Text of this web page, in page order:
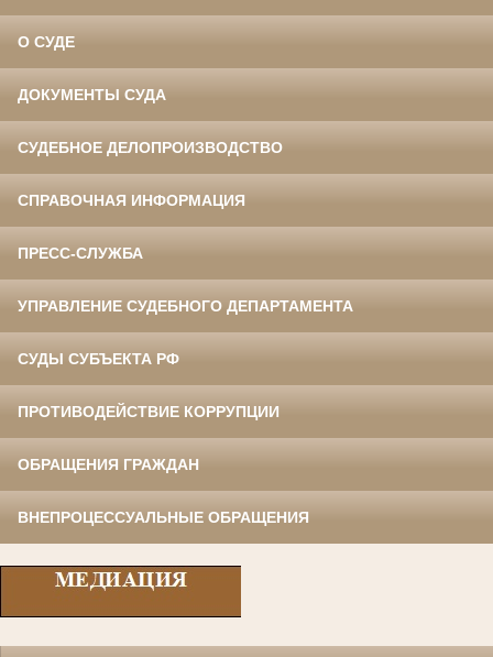
О СУДЕ
ДОКУМЕНТЫ СУДА
СУДЕБНОЕ ДЕЛОПРОИЗВОДСТВО
СПРАВОЧНАЯ ИНФОРМАЦИЯ
ПРЕСС-СЛУЖБА
УПРАВЛЕНИЕ СУДЕБНОГО ДЕПАРТАМЕНТА
СУДЫ СУБЪЕКТА РФ
ПРОТИВОДЕЙСТВИЕ КОРРУПЦИИ
ОБРАЩЕНИЯ ГРАЖДАН
ВНЕПРОЦЕССУАЛЬНЫЕ ОБРАЩЕНИЯ